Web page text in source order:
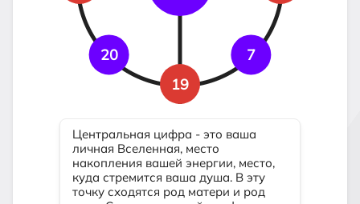
19
7
20